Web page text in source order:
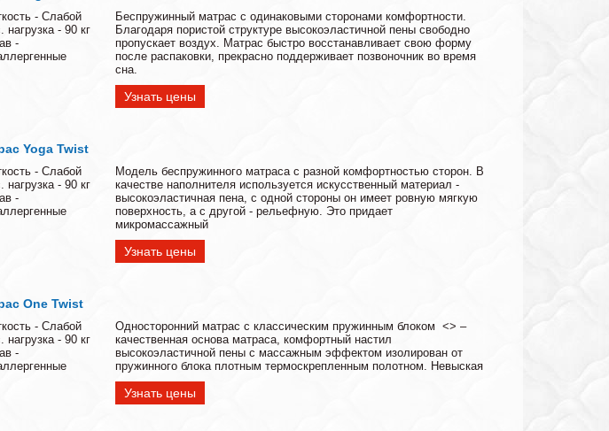
- Слабой
нагрузка - 90 кг
-
Беспружинный матрас с одинаковыми сторонами комфортности.
Благодаря пористой структуре высокоэластичной пены свободно
пропускает воздух. Матрас быстро восстанавливает свою форму
после распаковки, прекрасно поддерживает позвоночник во время
сна.
Узнать цены
Yoga Twist
- Слабой
нагрузка - 90 кг
-
Модель беспружинного матраса с разной комфортностью сторон. В
качестве наполнителя используется искусственный материал -
высокоэластичная пена, с одной стороны он имеет ровную мягкую
поверхность, а с другой - рельефную. Это придает
микромассажный
Узнать цены
One Twist
- Слабой
нагрузка - 90 кг
-
Односторонний матрас с классическим пружинным блоком <> –
качественная основа матраса, комфортный настил
высокоэластичной пены с массажным эффектом изолирован от
пружинного блока плотным термоскрепленным полотном. Невыская
Узнать цены